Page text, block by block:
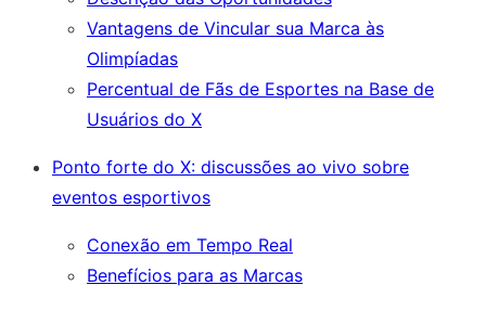
Vantagens de Vincular sua Marca às
Olimpíadas
Percentual de Fãs de Esportes na Base de
Usuários do X
Ponto forte do X: discussões ao vivo sobre
eventos esportivos
Conexão em Tempo Real
Benefícios para as Marcas